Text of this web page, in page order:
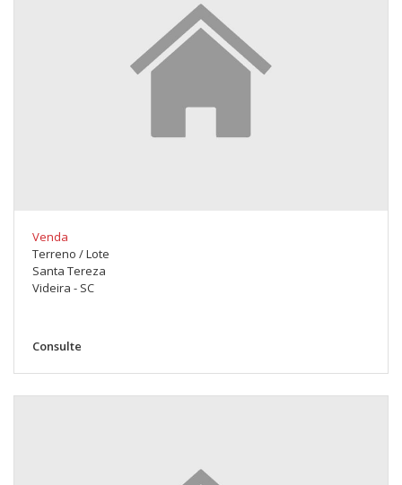
Venda
Terreno / Lote
Santa Tereza
Videira - SC
Consulte